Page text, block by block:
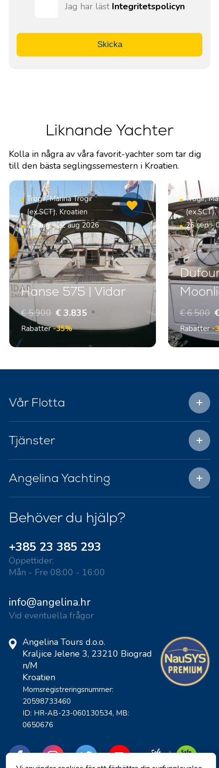
Jag har läst Integritetspolicyn
Skicka
Liknande Yachter
Kolla in några av våra favorit-yachter som tar dig
till den bästa seglingssemestern i Kroatien.
Trogir, Marina Trogir
(ex.SCT), Kroatien
15 aug - 22 aug 2026
Hanse 575 | Vidar
€ 5.900 € 3.835
Rabatter-35%
Trogir,
26 sep -
€ 6.500
Rabatter-
Vår Flotta
Tjänster
Angelina Yachting
Behöver du hjälp?
+385 23 385 293
Öppettider:
Mån - Fre 08:00 - 16:00
info@angelina.hr
Vid eventuella frågor
Angelina Tours d.o.o.
Kraljice Jelene 3, 23210 Biograd
n/M
Kroatien
Momsregistreringsnummer:
20598733460
ID: HR-AB-23-060130534, MB:
0650676